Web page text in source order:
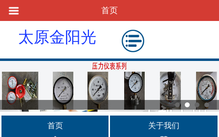
首页
太原金阳光
物资供应站
首页 关于我们